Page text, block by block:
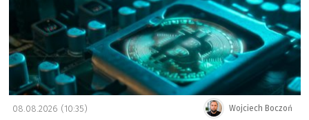
Wojciech Boczoń
08.08.2026 (10:35)